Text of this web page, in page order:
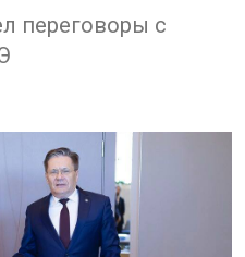
переговоры с